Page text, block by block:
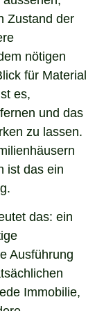
Zustand der
nötigen
für Material
es,
und das
zu lassen.
ist das ein
das: ein
Ausführung
Immobilie,